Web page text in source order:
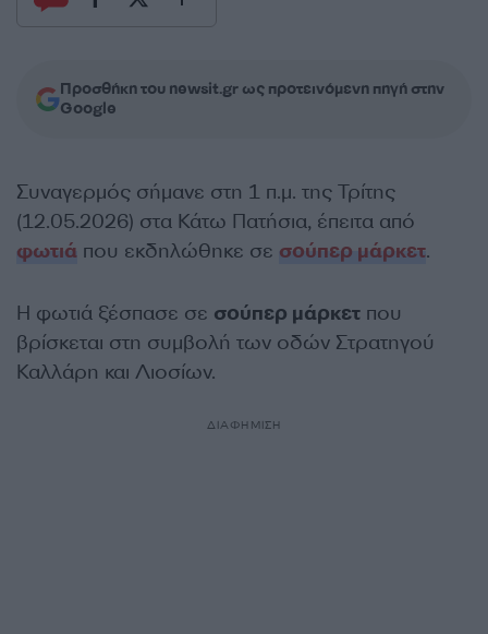
Προσθήκη του newsit.gr ως προτεινόμενη πηγή στην
Google
Συναγερμός σήμανε στη 1 π.μ. της Τρίτης
(12.05.2026) στα Κάτω Πατήσια, έπειτα από
φωτιά που εκδηλώθηκε σε σούπερ μάρκετ.
Η φωτιά ξέσπασε σε σούπερ μάρκετ που
βρίσκεται στη συμβολή των οδών Στρατηγού
Καλλάρη και Λιοσίων.
ΔΙΑΦΗΜΙΣΗ